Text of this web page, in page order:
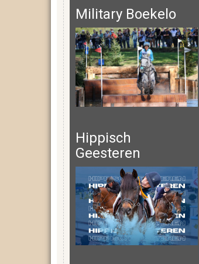
Military Boekelo
Hippisch
Geesteren